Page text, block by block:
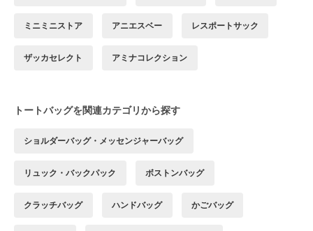
ミニミニストア アニエスベー レスポートサック
ザッカセレクト アミナコレクション
トートバッグを関連カテゴリから探す
ショルダーバッグ・メッセンジャーバッグ
リュック・バックパック ボストンバッグ
クラッチバッグ ハンドバッグ かごバッグ